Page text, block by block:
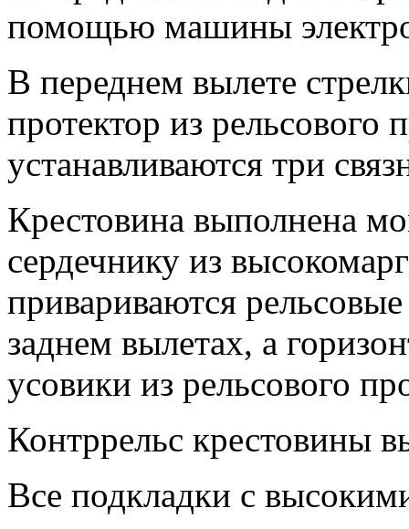
помощью машины
В переднем вылете
протектор из рельсового
устанавливаются три
Крестовина выполнена
сердечнику из
привариваются
заднем вылетах, а
усовики из рельсового
Контррельс крестовины
Все подкладки с